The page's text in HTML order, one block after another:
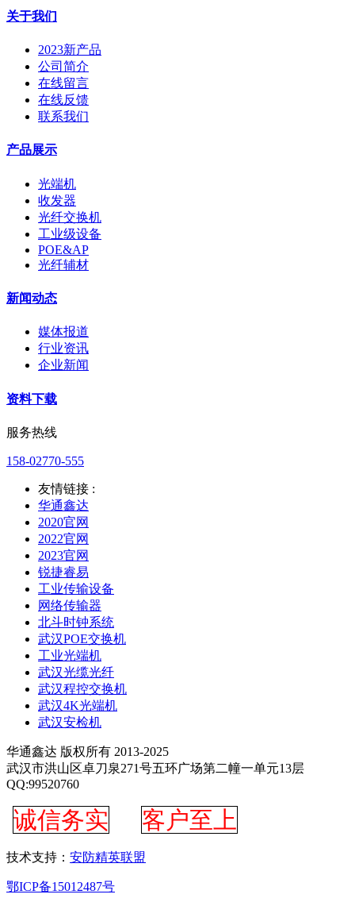
关于我们
2023新产品
公司简介
在线留言
在线反馈
联系我们
产品展示
光端机
收发器
光纤交换机
工业级设备
POE&AP
光纤辅材
新闻动态
媒体报道
行业资讯
企业新闻
资料下载
服务热线
158-02770-555
友情链接 :
华通鑫达
2020官网
2022官网
2023官网
锐捷睿易
工业传输设备
网络传输器
北斗时钟系统
武汉POE交换机
工业光端机
武汉光缆光纤
武汉程控交换机
武汉4K光端机
武汉安检机
华通鑫达 版权所有 2013-2025
武汉市洪山区卓刀泉271号五环广场第二幢一单元13层
QQ:99520760
诚信务实 客户至上
技术支持： 安防精英联盟
鄂ICP备15012487号